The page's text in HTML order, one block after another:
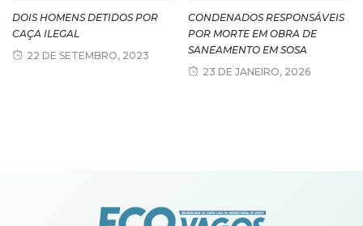
DOIS HOMENS DETIDOS POR
CAÇA ILEGAL
22 DE SETEMBRO, 2023
CONDENADOS RESPONSÁVEIS
POR MORTE EM OBRA DE
SANEAMENTO EM SOSA
23 DE JANEIRO, 2026